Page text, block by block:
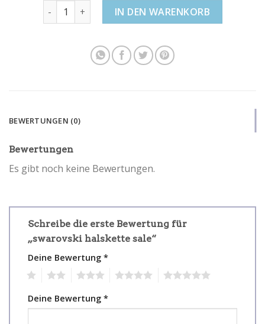
swarovski halskette sale Menge
IN DEN WARENKORB
BEWERTUNGEN (0)
Bewertungen
Es gibt noch keine Bewertungen.
Schreibe die erste Bewertung für
„swarovski halskette sale“
Deine Bewertung *
Deine Bewertung *